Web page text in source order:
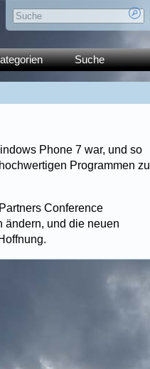
Suche
Phone 7 war, und so
Programmen zu
Conference
ändern, und die neuen